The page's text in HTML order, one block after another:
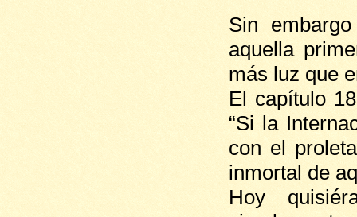
Sin
aquella
más luz que
El capítulo
“Si la
con el
inmortal de
Hoy